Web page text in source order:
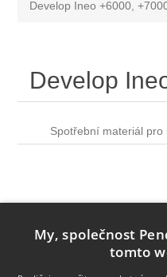
Develop Ineo +6000,
Develop
Spotřební materiál
My, společnost
tomto